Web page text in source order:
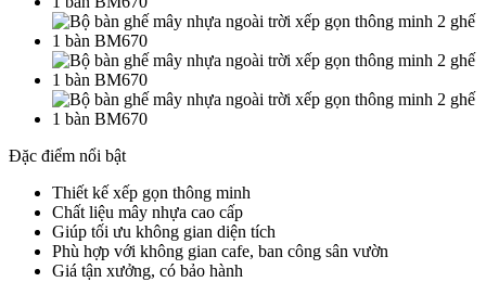
Đặc điểm nổi bật
Thiết kế xếp gọn thông minh
Chất liệu mây nhựa cao cấp
Giúp tối ưu không gian diện tích
Phù hợp với không gian cafe, ban công sân vườn
Giá tận xưởng, có bảo hành